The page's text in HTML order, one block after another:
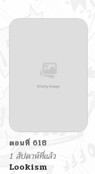
ตอนที่ 618
1 สัปดาห์ที่แล้ว
Lookism